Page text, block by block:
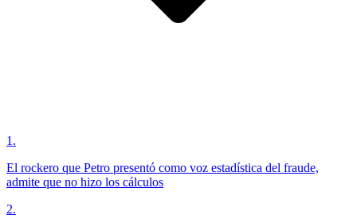
1 .
El rockero que Petro presentó como voz estadística del fraude,
admite que no hizo los cálculos
2.